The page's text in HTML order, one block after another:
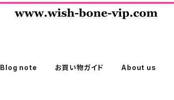
Blog note お買い物ガイド About us